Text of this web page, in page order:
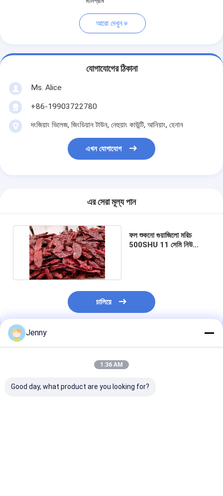
আরো দেখুন
যোগাযোগের ঠিকানা
Ms. Alice
+86-19903722780
দংজিয়াং ভিলেজ, জিংডিয়ান টাউন, নেহুয়াং কাউন্টি, আনিয়াং, হেনান
এখন যোগাযোগ
এর সেরা মূল্য পান
ফল শুকনো গুয়াজিলো মরিচ
500SHU 11 সেমি নিউ
চালিয়ে
প্রস্তাবিত পণ্য
Jenny
1:36 AM
Good day, what product are you looking for?